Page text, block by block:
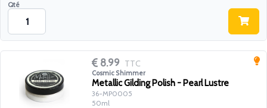
Qté
8.99 TTC
Cosmic Shimmer
Metallic Gilding Polish - Pearl Lustre
36-MP0005
50ml